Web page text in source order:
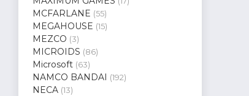
MCFARLANE (55)
MEGAHOUSE (15)
MEZCO (3)
MICROIDS (86)
Microsoft (63)
NAMCO BANDAI (192)
NECA (13)